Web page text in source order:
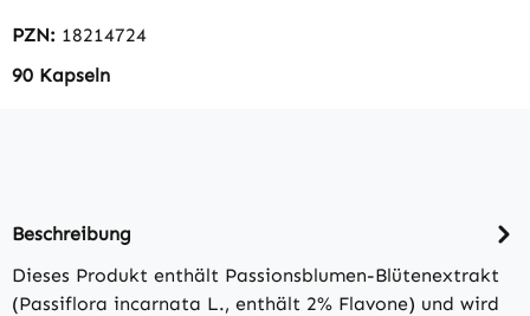
PZN: 18214724
90 Kapseln
Beschreibung
Dieses Produkt enthält Passionsblumen-Blütenextrakt
(Passiflora incarnata L., enthält 2% Flavone) und wird